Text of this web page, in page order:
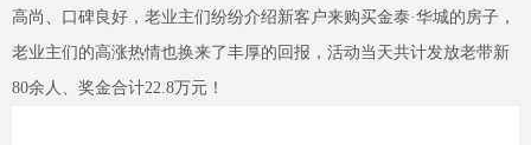
高尚、口碑良好，老业主们纷纷介绍新客户来购买金泰·华城的房子，
老业主们的高涨热情也换来了丰厚的回报，活动当天共计发放老带新
80余人、奖金合计22.8万元！